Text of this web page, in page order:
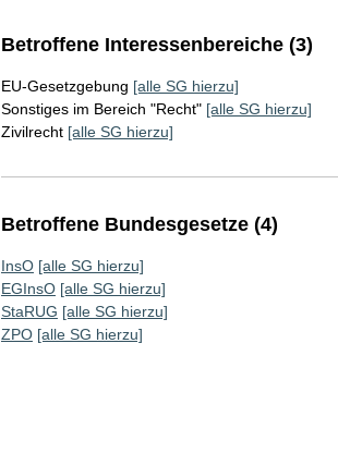
Betroffene Interessenbereiche (3)
EU-Gesetzgebung [alle SG hierzu]
Sonstiges im Bereich "Recht" [alle SG hierzu]
Zivilrecht [alle SG hierzu]
Betroffene Bundesgesetze (4)
InsO [alle SG hierzu]
EGInsO [alle SG hierzu]
StaRUG [alle SG hierzu]
ZPO [alle SG hierzu]